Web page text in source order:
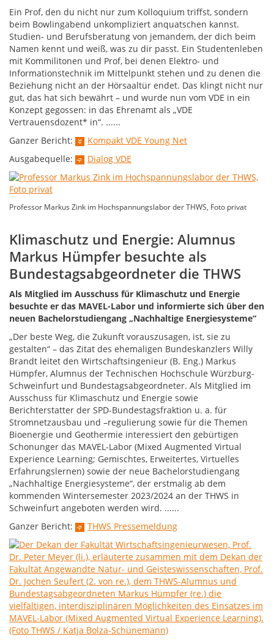
Ein Prof, den du nicht nur zum Kolloquium triffst, sondern
beim Bowlingabend unkompliziert anquatschen kannst.
Studien- und Berufsberatung von jemandem, der dich beim
Namen kennt und weiß, was zu dir passt. Ein Studentenleben
mit Kommilitonen und Prof, bei denen Elektro- und
Informationstechnik im Mittelpunkt stehen und zu denen die
Beziehung nicht an der Hörsaaltür endet. Das klingt nicht nur
gut, das hat sich bewährt – und wurde nun vom VDE in ein
Konzept gegossen: in das Ehrenamt als „VDE
Vertrauensdozent* in“. ......
Ganzer Bericht:
Kompakt VDE Young Net
Ausgabequelle:
Dialog VDE
Professor Markus Zink im Hochspannungslabor der THWS, Foto privat
Klimaschutz und Energie: Alumnus
Markus Hümpfer besuchte als
Bundestagsabgeordneter die THWS
Als Mitglied im Ausschuss für Klimaschutz und Energie
besuchte er das MAVEL-Labor und informierte sich über den
neuen Bachelorstudiengang „Nachhaltige Energiesysteme“
„Der beste Weg, die Zukunft vorauszusagen, ist, sie zu
gestalten“ – das Zitat des ehemaligen Bundeskanzlers Willy
Brandt leitet den Wirtschaftsingenieur (B. Eng.) Markus
Hümpfer, Alumnus der Technischen Hochschule Würzburg-
Schweinfurt und Bundestagsabgeordneter. Als Mitglied im
Ausschuss für Klimaschutz und Energie sowie
Berichterstatter der SPD-Bundestagsfraktion u. a. für
Stromnetzausbau und –regulierung sowie für die Themen
Bioenergie und Geothermie interessiert den gebürtigen
Schonunger das MAVEL-Labor (Mixed Augmented Virtual
Experience Learning; Gemischtes, Erweitertes, Virtuelles
Erfahrungslernen) sowie der neue Bachelorstudiengang
„Nachhaltige Energiesysteme“, der erstmalig ab dem
kommenden Wintersemester 2023/2024 an der THWS in
Schweinfurt angeboten werden wird. ......
Ganzer Bericht:
THWS Pressemeldung